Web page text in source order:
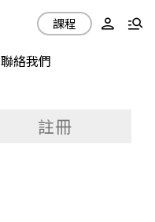
聯絡我們
課程
註冊